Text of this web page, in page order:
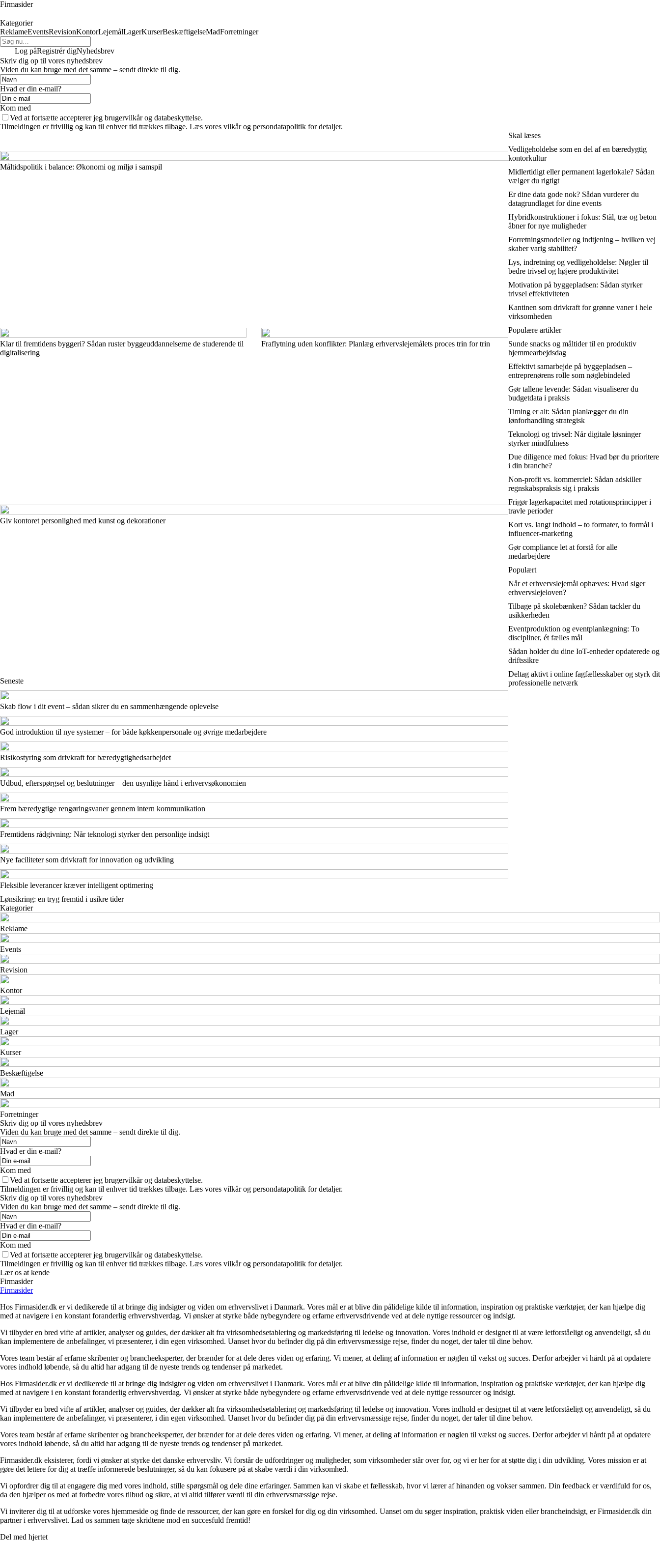
Firmasider
Kategorier
ReklameEventsRevisionKontorLejemålLagerKurserBeskæftigelseMadForretninger
Log påRegistrér digNyhedsbrev
Skriv dig op til vores nyhedsbrev
Viden du kan bruge med det samme – sendt direkte til dig.
Hvad er din e-mail?
Kom med
Ved at fortsætte accepterer jeg brugervilkår og databeskyttelse.
Tilmeldingen er frivillig og kan til enhver tid trækkes tilbage. Læs vores vilkår og persondatapolitik for detaljer.
Måltidspolitik i balance: Økonomi og miljø i samspil
Klar til fremtidens byggeri? Sådan ruster byggeuddannelserne de studerende til
digitalisering
Fraflytning uden konflikter: Planlæg erhvervslejemålets proces trin for trin
Giv kontoret personlighed med kunst og dekorationer
Seneste
Skab flow i dit event – sådan sikrer du en sammenhængende oplevelse
God introduktion til nye systemer – for både køkkenpersonale og øvrige medarbejdere
Risikostyring som drivkraft for bæredygtighedsarbejdet
Udbud, efterspørgsel og beslutninger – den usynlige hånd i erhvervsøkonomien
Frem bæredygtige rengøringsvaner gennem intern kommunikation
Fremtidens rådgivning: Når teknologi styrker den personlige indsigt
Nye faciliteter som drivkraft for innovation og udvikling
Fleksible leverancer kræver intelligent optimering
Skal læses
Vedligeholdelse som en del af en bæredygtig
kontorkultur
Midlertidigt eller permanent lagerlokale? Sådan
vælger du rigtigt
Er dine data gode nok? Sådan vurderer du
datagrundlaget for dine events
Hybridkonstruktioner i fokus: Stål, træ og beton
åbner for nye muligheder
Forretningsmodeller og indtjening – hvilken vej
skaber varig stabilitet?
Lys, indretning og vedligeholdelse: Nøgler til
bedre trivsel og højere produktivitet
Motivation på byggepladsen: Sådan styrker
trivsel effektiviteten
Kantinen som drivkraft for grønne vaner i hele
virksomheden
Populære artikler
Sunde snacks og måltider til en produktiv
hjemmearbejdsdag
Effektivt samarbejde på byggepladsen –
entreprenørens rolle som nøglebindeled
Gør tallene levende: Sådan visualiserer du
budgetdata i praksis
Timing er alt: Sådan planlægger du din
lønforhandling strategisk
Teknologi og trivsel: Når digitale løsninger
styrker mindfulness
Due diligence med fokus: Hvad bør du prioritere
i din branche?
Non-profit vs. kommerciel: Sådan adskiller
regnskabspraksis sig i praksis
Frigør lagerkapacitet med rotationsprincipper i
travle perioder
Kort vs. langt indhold – to formater, to formål i
influencer-marketing
Gør compliance let at forstå for alle
medarbejdere
Populært
Når et erhvervslejemål ophæves: Hvad siger
erhvervslejeloven?
Tilbage på skolebænken? Sådan tackler du
usikkerheden
Eventproduktion og eventplanlægning: To
discipliner, ét fælles mål
Sådan holder du dine IoT-enheder opdaterede og
driftssikre
Deltag aktivt i online fagfællesskaber og styrk dit
professionelle netværk
Lønsikring: en tryg fremtid i usikre tider
Kategorier
Reklame
Events
Revision
Kontor
Lejemål
Lager
Kurser
Beskæftigelse
Mad
Forretninger
Skriv dig op til vores nyhedsbrev
Viden du kan bruge med det samme – sendt direkte til dig.
Hvad er din e-mail?
Kom med
Ved at fortsætte accepterer jeg brugervilkår og databeskyttelse.
Tilmeldingen er frivillig og kan til enhver tid trækkes tilbage. Læs vores vilkår og persondatapolitik for detaljer.
Skriv dig op til vores nyhedsbrev
Viden du kan bruge med det samme – sendt direkte til dig.
Hvad er din e-mail?
Kom med
Ved at fortsætte accepterer jeg brugervilkår og databeskyttelse.
Tilmeldingen er frivillig og kan til enhver tid trækkes tilbage. Læs vores vilkår og persondatapolitik for detaljer.
Lær os at kende
Firmasider
Firmasider
Hos Firmasider.dk er vi dedikerede til at bringe dig indsigter og viden om erhvervslivet i Danmark. Vores mål er at blive din pålidelige kilde til information, inspiration og praktiske værktøjer, der kan hjælpe dig
med at navigere i en konstant foranderlig erhvervshverdag. Vi ønsker at styrke både nybegyndere og erfarne erhvervsdrivende ved at dele nyttige ressourcer og indsigt.
Vi tilbyder en bred vifte af artikler, analyser og guides, der dækker alt fra virksomhedsetablering og markedsføring til ledelse og innovation. Vores indhold er designet til at være letforståeligt og anvendeligt, så du
kan implementere de anbefalinger, vi præsenterer, i din egen virksomhed. Uanset hvor du befinder dig på din erhvervsmæssige rejse, finder du noget, der taler til dine behov.
Vores team består af erfarne skribenter og brancheeksperter, der brænder for at dele deres viden og erfaring. Vi mener, at deling af information er nøglen til vækst og succes. Derfor arbejder vi hårdt på at opdatere
vores indhold løbende, så du altid har adgang til de nyeste trends og tendenser på markedet.
Hos Firmasider.dk er vi dedikerede til at bringe dig indsigter og viden om erhvervslivet i Danmark. Vores mål er at blive din pålidelige kilde til information, inspiration og praktiske værktøjer, der kan hjælpe dig
med at navigere i en konstant foranderlig erhvervshverdag. Vi ønsker at styrke både nybegyndere og erfarne erhvervsdrivende ved at dele nyttige ressourcer og indsigt.
Vi tilbyder en bred vifte af artikler, analyser og guides, der dækker alt fra virksomhedsetablering og markedsføring til ledelse og innovation. Vores indhold er designet til at være letforståeligt og anvendeligt, så du
kan implementere de anbefalinger, vi præsenterer, i din egen virksomhed. Uanset hvor du befinder dig på din erhvervsmæssige rejse, finder du noget, der taler til dine behov.
Vores team består af erfarne skribenter og brancheeksperter, der brænder for at dele deres viden og erfaring. Vi mener, at deling af information er nøglen til vækst og succes. Derfor arbejder vi hårdt på at opdatere
vores indhold løbende, så du altid har adgang til de nyeste trends og tendenser på markedet.
Firmasider.dk eksisterer, fordi vi ønsker at styrke det danske erhvervsliv. Vi forstår de udfordringer og muligheder, som virksomheder står over for, og vi er her for at støtte dig i din udvikling. Vores mission er at
gøre det lettere for dig at træffe informerede beslutninger, så du kan fokusere på at skabe værdi i din virksomhed.
Vi opfordrer dig til at engagere dig med vores indhold, stille spørgsmål og dele dine erfaringer. Sammen kan vi skabe et fællesskab, hvor vi lærer af hinanden og vokser sammen. Din feedback er værdifuld for os,
da den hjælper os med at forbedre vores tilbud og sikre, at vi altid tilfører værdi til din erhvervsmæssige rejse.
Vi inviterer dig til at udforske vores hjemmeside og finde de ressourcer, der kan gøre en forskel for dig og din virksomhed. Uanset om du søger inspiration, praktisk viden eller brancheindsigt, er Firmasider.dk din
partner i erhvervslivet. Lad os sammen tage skridtene mod en succesfuld fremtid!
Del med hjertet